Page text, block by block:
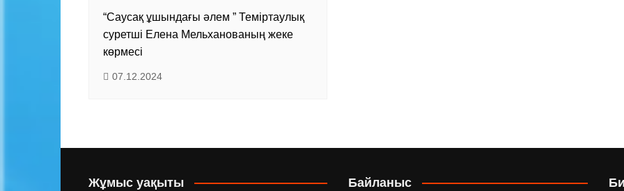
“Саусақ ұшындағы әлем ” Теміртаулық
суретші Елена Мельханованың жеке
көрмесі
07.12.2024
Жұмыс уақыты Байланыс